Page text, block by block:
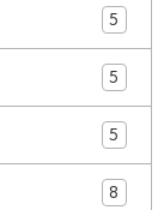
5
5
5
8